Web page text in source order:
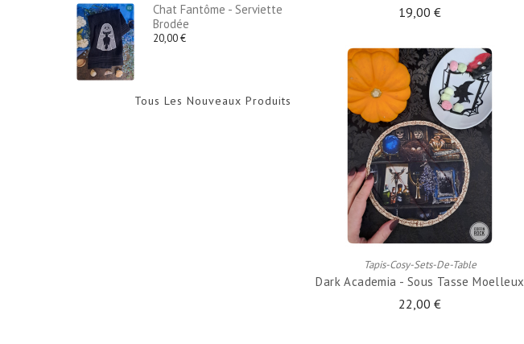
Chat Fantôme - Serviette
Brodée
20,00 €
Tous Les Nouveaux Produits
19,00 €
Tapis-Cosy-Sets-De-Table
Dark Academia - Sous Tasse Moelleux
22,00 €
AJOUTER AU PANIER